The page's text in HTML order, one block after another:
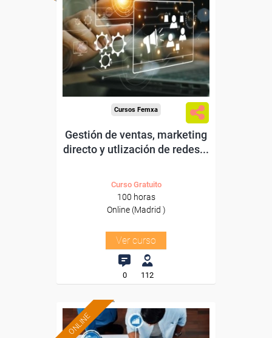
Para trabajadores y
autónomos de Madrid.
Para todos los sectores.
Cursos Femxa
Gestión de ventas, marketing
directo y utlización de redes...
Curso Gratuito
100 horas
Online (Madrid )
Ver curso
0 112
ONLINE